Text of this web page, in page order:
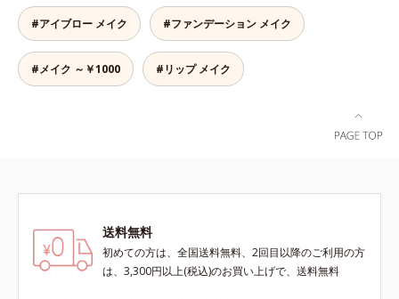
際、お湯で落とせます。
#アイブロー メイク #ファンデーション メイク
#メイク ～￥1000 #リップ メイク
送料無料
初めての方は、全国送料無料、2回目以降のご利用の方
は、3,300円以上(税込)のお買い上げで、送料無料